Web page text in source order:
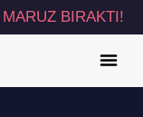
MARUZ BIRAKTI!